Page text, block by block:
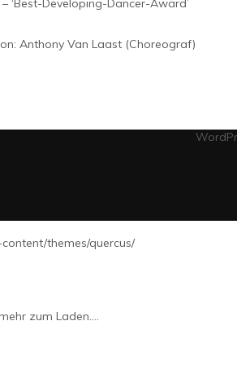
‘Best-Developing-Dancer-Award’
Anthony Van Laast (Choreograf)
themes/quercus/
zum Laden....